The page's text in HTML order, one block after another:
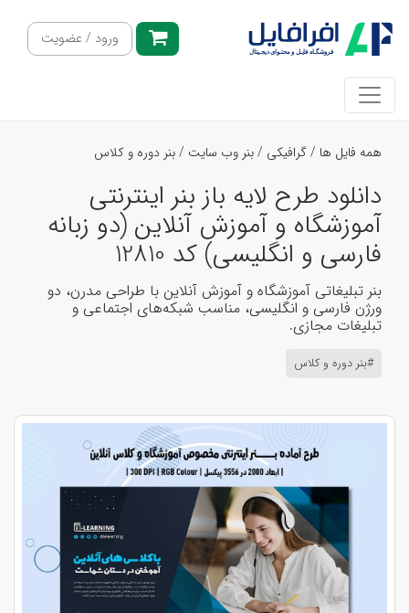
ورود / عضویت
همه فایل ها /گرافیکی /بنر وب سایت /بنر دوره و کلاس
دانلود طرح لایه باز بنر اینترنتی
آموزشگاه و آموزش آنلاین (دو زبانه
فارسی و انگلیسی) کد 12810
بنر تبلیغاتی آموزشگاه و آموزش آنلاین با طراحی مدرن، دو
ورژن فارسی و انگلیسی، مناسب شبکه‌های اجتماعی و
تبلیغات مجازی.
#بنر دوره و کلاس